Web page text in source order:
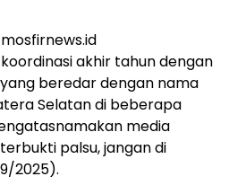
akhir tahun dengan
beredar dengan nama
Selatan di beberapa
media
palsu, jangan di
2025).